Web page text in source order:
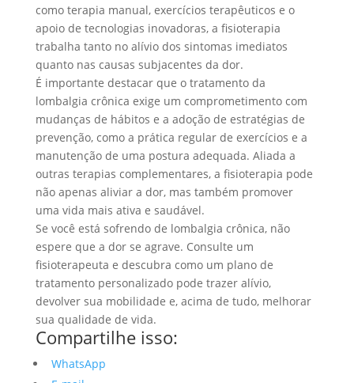
como terapia manual, exercícios terapêuticos e o
apoio de tecnologias inovadoras, a fisioterapia
trabalha tanto no alívio dos sintomas imediatos
quanto nas causas subjacentes da dor.
É importante destacar que o tratamento da
lombalgia crônica exige um comprometimento com
mudanças de hábitos e a adoção de estratégias de
prevenção, como a prática regular de exercícios e a
manutenção de uma postura adequada. Aliada a
outras terapias complementares, a fisioterapia pode
não apenas aliviar a dor, mas também promover
uma vida mais ativa e saudável.
Se você está sofrendo de lombalgia crônica, não
espere que a dor se agrave. Consulte um
fisioterapeuta e descubra como um plano de
tratamento personalizado pode trazer alívio,
devolver sua mobilidade e, acima de tudo, melhorar
sua qualidade de vida.
Compartilhe isso:
WhatsApp